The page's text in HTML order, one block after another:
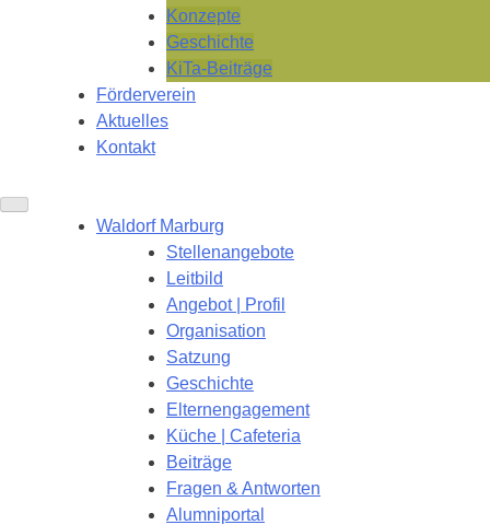
Konzepte
Geschichte
KiTa-Beiträge
Förderverein
Aktuelles
Kontakt
Waldorf Marburg
Stellenangebote
Leitbild
Angebot | Profil
Organisation
Satzung
Geschichte
Elternengagement
Küche | Cafeteria
Beiträge
Fragen & Antworten
Alumniportal